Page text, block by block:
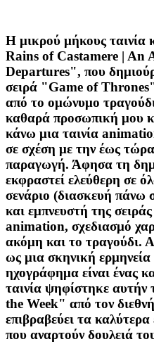
H μικρού μήκους ταινία
Rains of Castamere | An
Departures", που
σειρά "Game of
από το ομώνυμο
καθαρά προσωπική μου
κάνω μια ταινία
σε σχέση με την έως
παραγωγή. Άφησα τη
εκφραστεί ελεύθερη σε
σενάριο (διασκευή πάνω
και εμπνευστή της
animation, σχεδιασμό
ακόμη και το τραγούδι.
ως μια σκηνική ερμηνεία
ηχογράφημα είναι ένας
ταινία ψηφίστηκε
the Week" από τον
επιβραβεύει τα
που αναρτούν δουλειά